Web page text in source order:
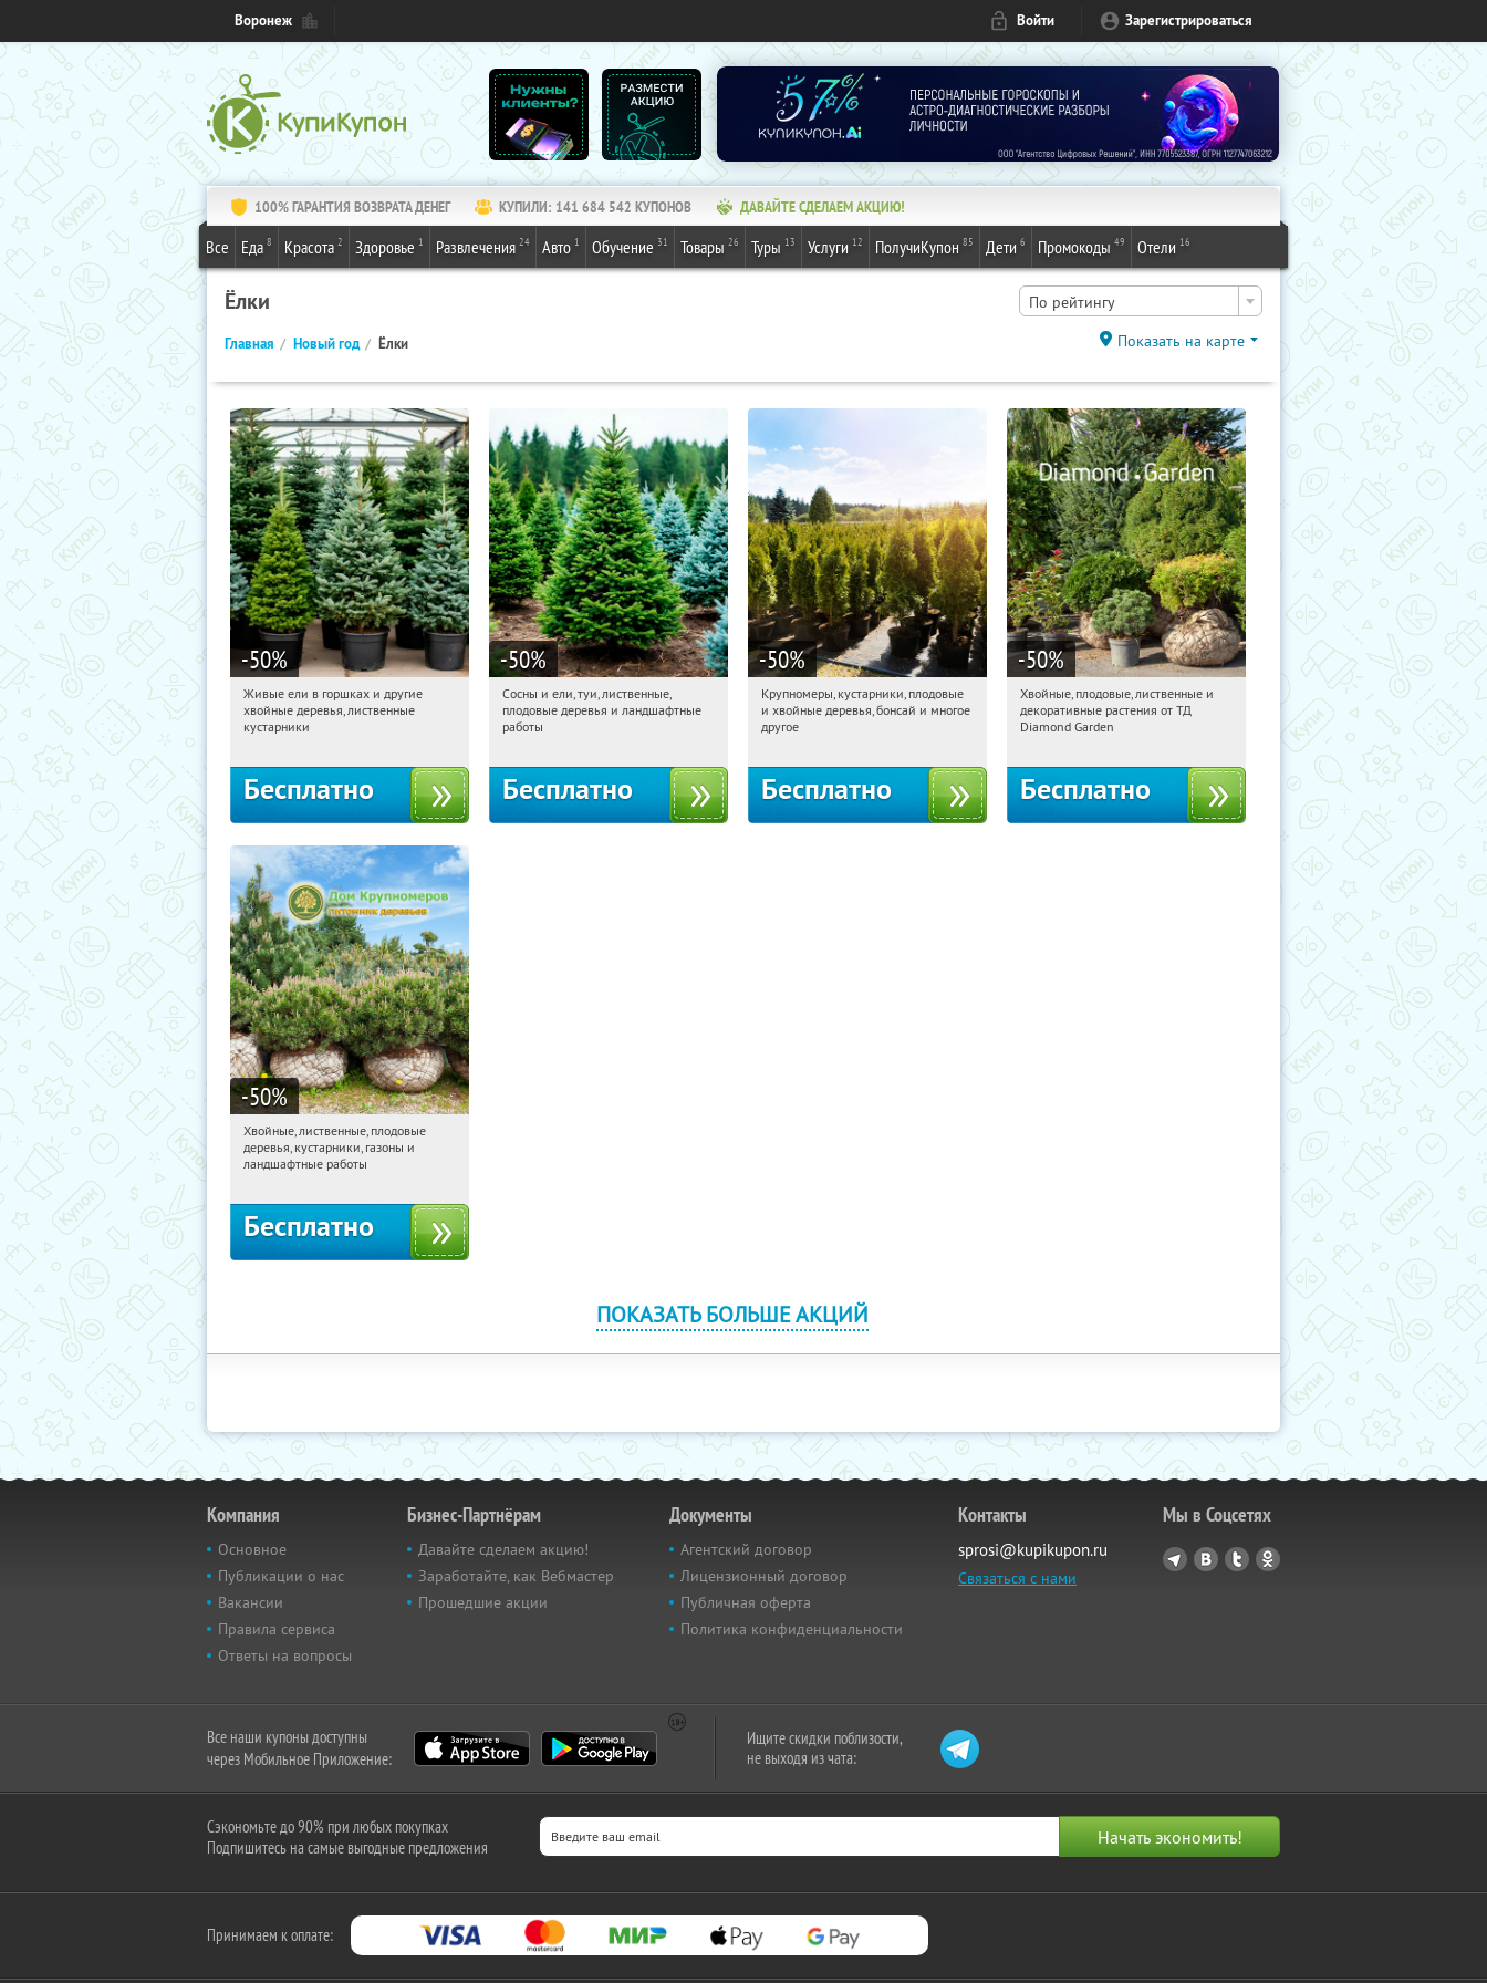
Воронеж Войти Зарегистрироваться
100% ГАРАНТИЯ ВОЗВРАТА ДЕНЕГ КУПИЛИ: 141 684 542 КУПОНОВ ДАВАЙТЕ СДЕЛАЕМ АКЦИЮ!
Все Еда 8 Красота 2 Здоровье 1 Развлечения 24 Авто 1 Обучение 31 Товары 26 Туры 13 Услуги 12 ПолучиКупон 85 Дети 6 Промокоды 49 Отели 16
Ёлки По рейтингу
Главная Новый год Ёлки Показать на карте
-50%
22:31:48 Получили:
Московская обл., г. Химки,
Живые ели в горшках и другие
хвойные деревья, лиственные
кустарники
Бесплатно
-50%
22:31:48 Получили:
Московская обл., г. Химки,
Сосны и ели, туи, лиственные,
плодовые деревья и ландшафтные
работы
Бесплатно
-50%
22:31:48 Получили:28
Москва, Рябиновая улица, 17
Крупномеры, кустарники, плодовые
и хвойные деревья, бонсай и многое
другое
Бесплатно
-50%
22:31:48 Получили:
Выставочная
Хвойные, плодовые, лиственные и
декоративные растения от ТД
Diamond Garden
Бесплатно
-50%
22:31:48 Получили:
Павелецкая
Угрешская
Хвойные, лиственные, плодовые
деревья, кустарники, газоны и
ландшафтные работы
Бесплатно
ПОКАЗАТЬ БОЛЬШЕ АКЦИЙ
Компания
Основное
Публикации о нас
Вакансии
Правила сервиса
Ответы на вопросы
Бизнес-Партнёрам
Давайте сделаем акцию!
Заработайте, как Вебмастер
Прошедшие акции
Документы
Агентский договор
Лицензионный договор
Публичная оферта
Политика конфиденциальности
Контакты
sprosi@kupikupon.ru
Связаться с нами
Мы в Соцсетях
Все наши купоны доступны
через Мобильное Приложение:
Ищите скидки поблизости,
не выходя из чата:
Сэкономьте до 90% при любых покупках
Подпишитесь на самые выгодные предложения
Принимаем к оплате: